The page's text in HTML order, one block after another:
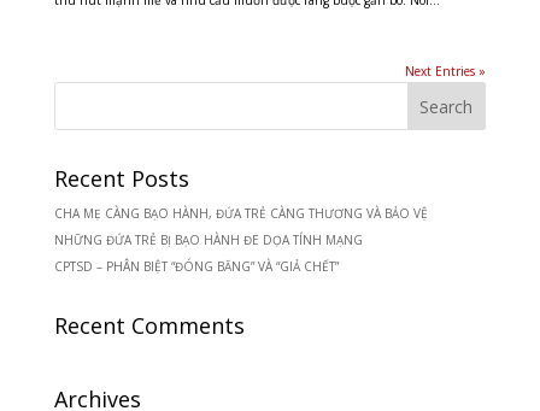
Next Entries »
Recent Posts
CHA MẸ CÀNG BẠO HÀNH, ĐỨA TRẺ CÀNG THƯƠNG VÀ BẢO VỆ
NHỮNG ĐỨA TRẺ BỊ BẠO HÀNH ĐE DỌA TÍNH MẠNG
CPTSD – PHÂN BIỆT “ĐÓNG BĂNG” VÀ “GIẢ CHẾT”
Recent Comments
Archives